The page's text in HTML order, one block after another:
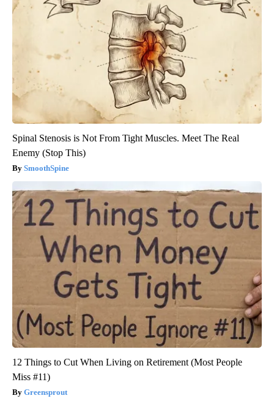
Spinal Stenosis is Not From Tight Muscles. Meet The Real
Enemy (Stop This)
SmoothSpine
12 Things to Cut When Living on Retirement (Most People
Miss #11)
Greensprout